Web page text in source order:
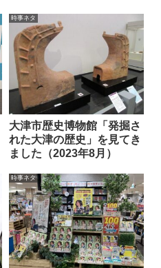
時事ネタ
大津市歴史博物館「発掘さ
れた大津の歴史」を見てき
ました（2023年8月）
時事ネタ